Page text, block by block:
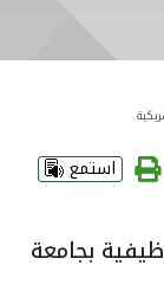
استمع
بجامعة